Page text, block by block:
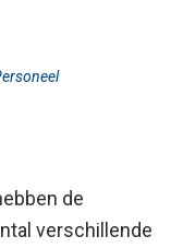
de
verschillende